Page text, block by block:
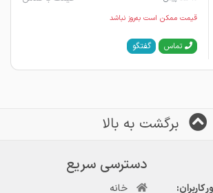
قیمت ممکن است به‌روز نباشد
تماس گفتگو
برگشت به بالا
کاربران:
دسترسی سریع
خانه